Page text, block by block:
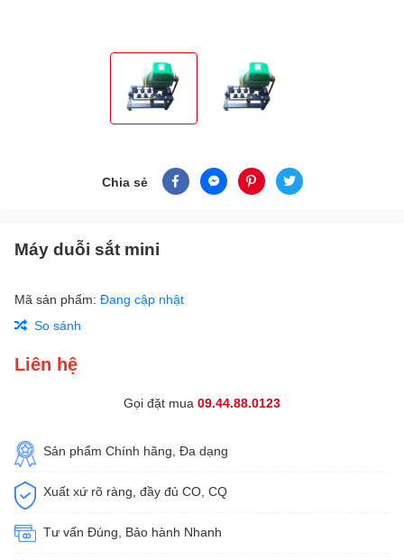
Chia sẻ
Máy duỗi sắt mini
Mã sản phẩm: Đang cập nhật
So sánh
Liên hệ
Gọi đặt mua 09.44.88.0123
Sản phẩm Chính hãng, Đa dạng
Xuất xứ rõ ràng, đầy đủ CO, CQ
Tư vấn Đúng, Bảo hành Nhanh